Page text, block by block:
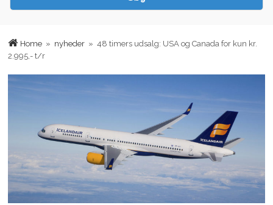
Home » nyheder » 48 timers udsalg: USA og Canada for kun kr.
2.995,- t/r